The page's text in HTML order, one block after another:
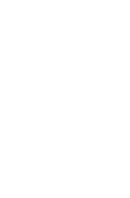
Condenado a 5
por matar a un
una disputa por